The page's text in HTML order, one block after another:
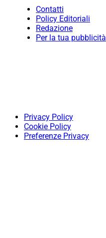
Contatti
Policy Editoriali
Redazione
Per la tua pubblicità
Privacy Policy
Cookie Policy
Preferenze Privacy